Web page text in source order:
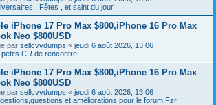
, Fêtes , et saint du jour
iPhone 17 Pro Max $800,iPhone 16 Pro Max
Neo $800USD
par sellcvvdumps « jeudi 6 août 2026, 13:06
petits CR de rencontre
iPhone 17 Pro Max $800,iPhone 16 Pro Max
Neo $800USD
par sellcvvdumps « jeudi 6 août 2026, 13:06
et améliorations pour le forum Fzr !